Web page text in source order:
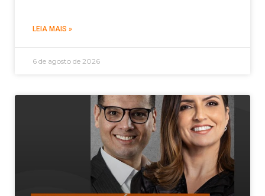
LEIA MAIS »
6 de agosto de 2026